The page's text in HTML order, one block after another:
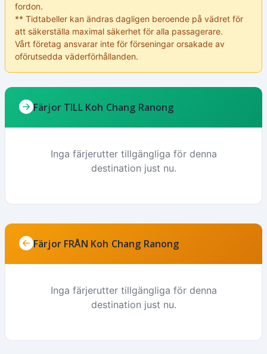
fordon.
** Tidtabeller kan ändras dagligen beroende på vädret för
att säkerställa maximal säkerhet för alla passagerare.
Vårt företag ansvarar inte för förseningar orsakade av
oförutsedda väderförhållanden.
Färjor TILL Koh Chang Ranong
Inga färjerutter tillgängliga för denna
destination just nu.
Färjor FRÅN Koh Chang Ranong
Inga färjerutter tillgängliga för denna
destination just nu.